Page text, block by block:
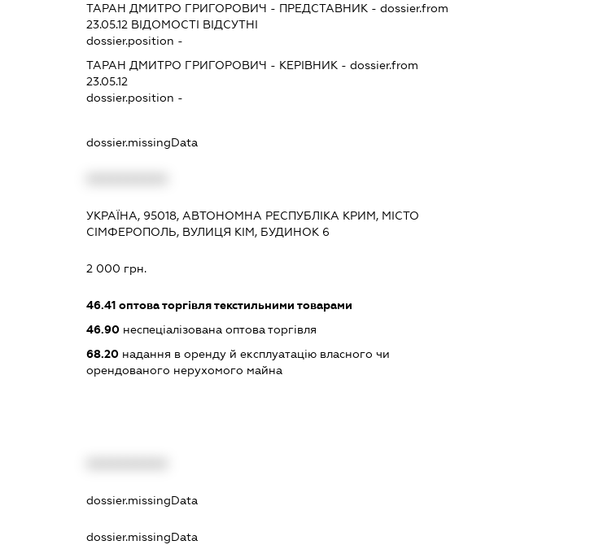
ТАРАН ДМИТРО ГРИГОРОВИЧ - ПРЕДСТАВНИК - dossier.from
23.05.12 ВІДОМОСТІ ВІДСУТНІ
dossier.position -
ТАРАН ДМИТРО ГРИГОРОВИЧ - КЕРІВНИК - dossier.from
23.05.12
dossier.position -
dossier.missingData
УКРАЇНА, 95018, АВТОНОМНА РЕСПУБЛІКА КРИМ, МІСТО
СІМФЕРОПОЛЬ, ВУЛИЦЯ КІМ, БУДИНОК 6
2 000 грн.
46.41оптова торгівля текстильними товарами
46.90неспеціалізована оптова торгівля
68.20надання в оренду й експлуатацію власного чи
орендованого нерухомого майна
dossier.missingData
dossier.missingData